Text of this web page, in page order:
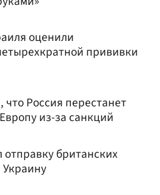
оценили
прививки
что Россия перестанет
из-за санкций
британских